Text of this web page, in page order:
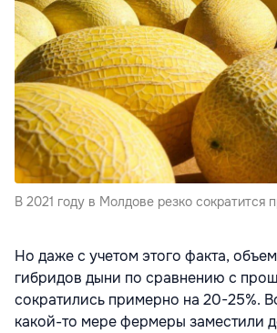
В 2021 году в Молдове резко сократится
Но даже с учетом этого факта,
гибридов дыни по сравнению с
сократились примерно на 20-25%.
какой-то мере фермеры заместили